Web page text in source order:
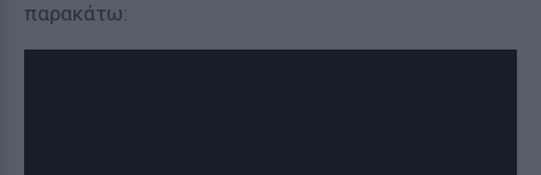
παρακάτω: